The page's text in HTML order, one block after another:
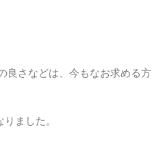
良さなどは、今もなお求める方
ました。